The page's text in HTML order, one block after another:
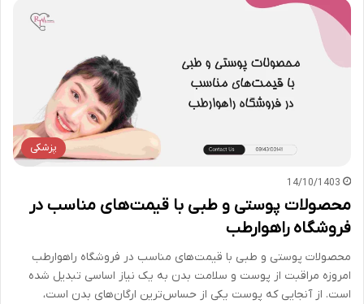
پزشکی
14/10/1403
محصولات پوستی و طبی با قیمت‌های مناسب در
فروشگاه راهوارطب
محصولات پوستی و طبی با قیمت‌های مناسب در فروشگاه راهوارطب
امروزه مراقبت از پوست و سلامت بدن به یک نیاز اساسی تبدیل شده
است. از آنجایی که پوست یکی از حساس‌ترین ارگان‌های بدن است،